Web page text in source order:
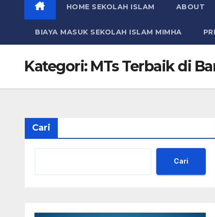
HOME SEKOLAH ISLAM ABOUT
BIAYA MASUK SEKOLAH ISLAM MIMHA
Kategori: MTs Terbaik di
Cari
Cari